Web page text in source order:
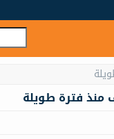
منذ فترة طويلة